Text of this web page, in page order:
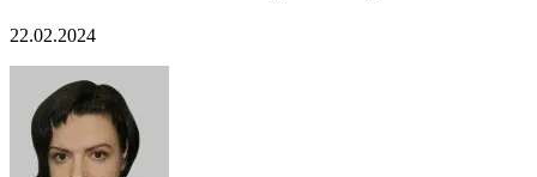
22.02.2024